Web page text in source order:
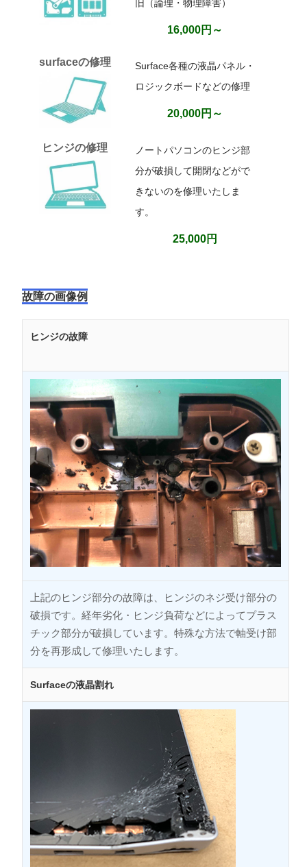
旧（論理・物理障害）
16,000円～
surfaceの修理
Surface各種の液晶パネル・
ロジックボードなどの修理
20,000円～
ヒンジの修理
ノートパソコンのヒンジ部
分が破損して開閉などがで
きないのを修理いたしま
す。
25,000円
故障の画像例
ヒンジの故障
上記のヒンジ部分の故障は、ヒンジのネジ受け部分の
破損です。経年劣化・ヒンジ負荷などによってプラス
チック部分が破損しています。特殊な方法で軸受け部
分を再形成して修理いたします。
Surfaceの液晶割れ